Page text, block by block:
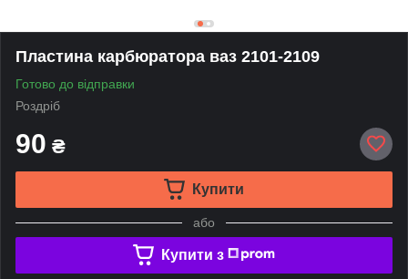
Пластина карбюратора ваз 2101-2109
Готово до відправки
Роздріб
90 ₴
Купити
або
Купити з